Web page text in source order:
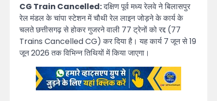
CG Train Cancelled:दक्षिण पूर्व मध्य रेलवे ने बिलासपुर
रेल मंडल के चांपा स्टेशन में चौथी रेल लाइन जोड़ने के कार्य के
चलते छत्तीसगढ़ से होकर गुजरने वाली 77 ट्रेनों को रद्द (77
Trains Cancelled CG) कर दिया है। यह कार्य 7 जून से 19
जून 2026 तक विभिन्न तिथियों में किया जाएगा।